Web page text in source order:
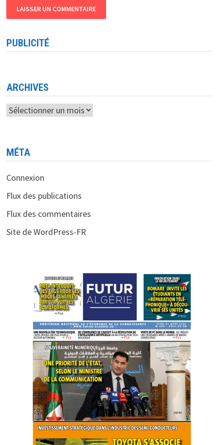
PUBLICITÉ
ARCHIVES
Archives
MÉTA
Connexion
Flux des publications
Flux des commentaires
Site de WordPress-FR